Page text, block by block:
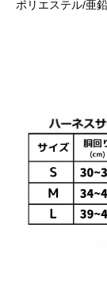
ポリエステル/亜